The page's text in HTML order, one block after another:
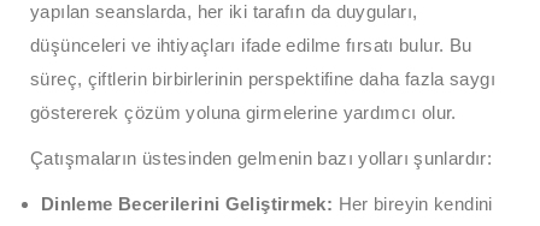
yapılan seanslarda, her iki tarafın da duyguları,
düşünceleri ve ihtiyaçları ifade edilme fırsatı bulur. Bu
süreç, çiftlerin birbirlerinin perspektifine daha fazla saygı
göstererek çözüm yoluna girmelerine yardımcı olur.
Çatışmaların üstesinden gelmenin bazı yolları şunlardır:
Dinleme Becerilerini Geliştirmek: Her bireyin kendini